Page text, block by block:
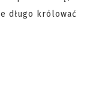
długo królować